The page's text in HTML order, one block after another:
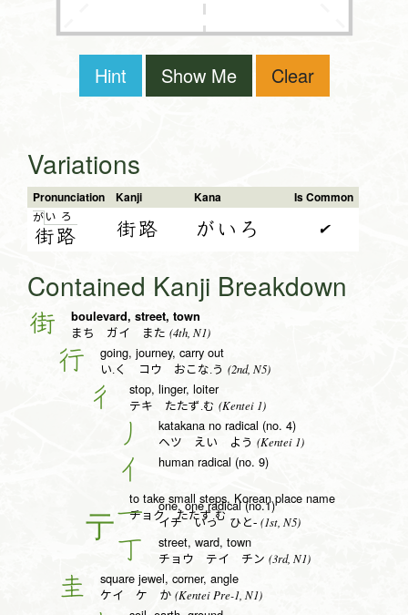
Hint Show Me Clear
Variations
Pronunciation Kanji Kana Is Common
が い
街
ろ
路 街路 がいろ ✔
Contained Kanji Breakdown
街 boulevard, street, town
まち ガイ また (4th, N1)
行 going, journey, carry out
い.く コウ おこな.う (2nd, N5)
彳 stop, linger, loiter
テキ たたず.む (Kentei 1)
丿 katakana no radical (no. 4)
ヘツ えい よう (Kentei 1)
亻 human radical (no. 9)
to take small steps, Korean place name
チョク たたず.む
一 one, one radical (no.1)
イチ いっ ひと- (1st, N5)
丁 street, ward, town
チョウ テイ チン (3rd, N1)
圭 square jewel, corner, angle
ケイ ケ か (Kentei Pre-1, N1)